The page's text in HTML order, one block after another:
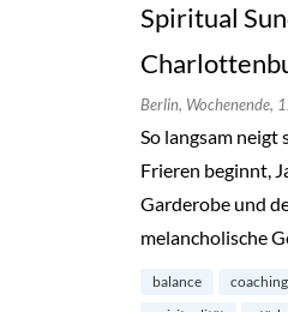
Spiritual
Berlin, Wochenende,
So langsam neigt
Frieren beginnt,
Garderobe und
melancholische
balance coaching